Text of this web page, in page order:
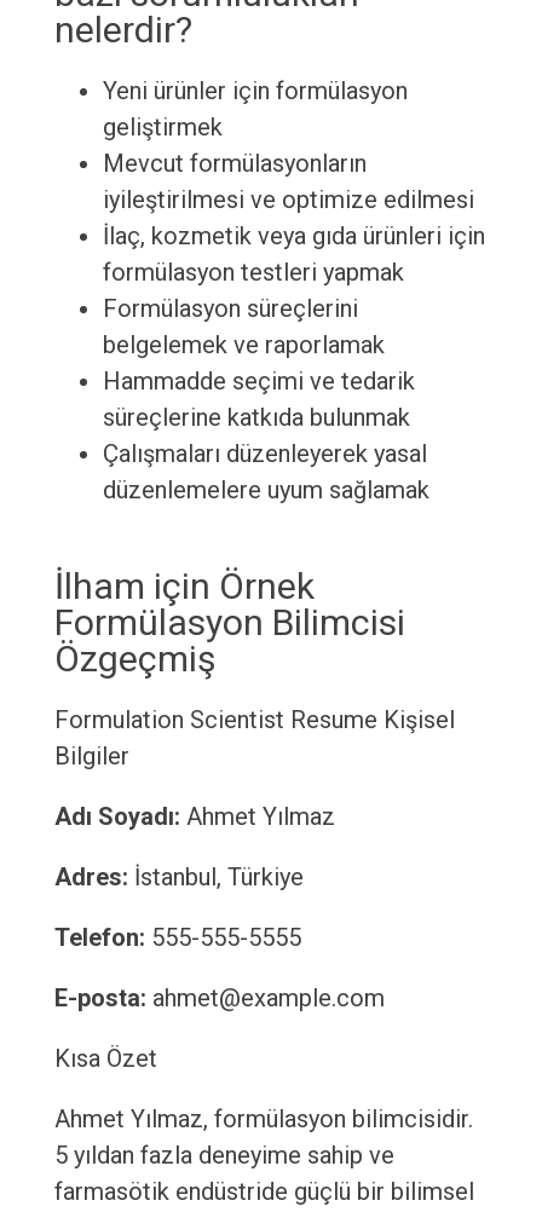
nelerdir?
Yeni ürünler için formülasyon
geliştirmek
Mevcut formülasyonların
iyileştirilmesi ve optimize edilmesi
İlaç, kozmetik veya gıda ürünleri için
formülasyon testleri yapmak
Formülasyon süreçlerini
belgelemek ve raporlamak
Hammadde seçimi ve tedarik
süreçlerine katkıda bulunmak
Çalışmaları düzenleyerek yasal
düzenlemelere uyum sağlamak
İlham için Örnek
Formülasyon Bilimcisi
Özgeçmiş
Formulation Scientist Resume Kişisel
Bilgiler
Adı Soyadı: Ahmet Yılmaz
Adres: İstanbul, Türkiye
Telefon: 555-555-5555
E-posta: ahmet@example.com
Kısa Özet
Ahmet Yılmaz, formülasyon bilimcisidir.
5 yıldan fazla deneyime sahip ve
farmasötik endüstride güçlü bir bilimsel